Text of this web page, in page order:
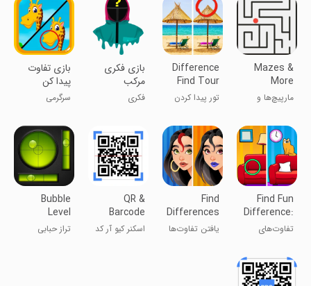
Mazes &
More
مارپیچ‌ها و
Difference
Find Tour
تور پیدا کردن
‏‏بازی فکری
مرکب
فکری
بازی تفاوت
پیدا کن
سرگرمی
Find Fun
Difference:
Spot it!
تفاوت‌های
پیدا کن: بروز
کن!
Find
Differences
Search &
یافتن تفاوت‌ها
QR &
Barcode
Scanner
اسکنر کیو آر کد
Bubble
Level
تراز حبابی